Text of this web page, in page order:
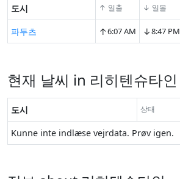
도시 ↑ 일출 ↓ 일몰
파두츠 ↑6:07 AM ↓8:47 PM
현재 날씨 in 리히텐슈타인
도시 상태
Kunne inte indlæse vejrdata. Prøv igen.